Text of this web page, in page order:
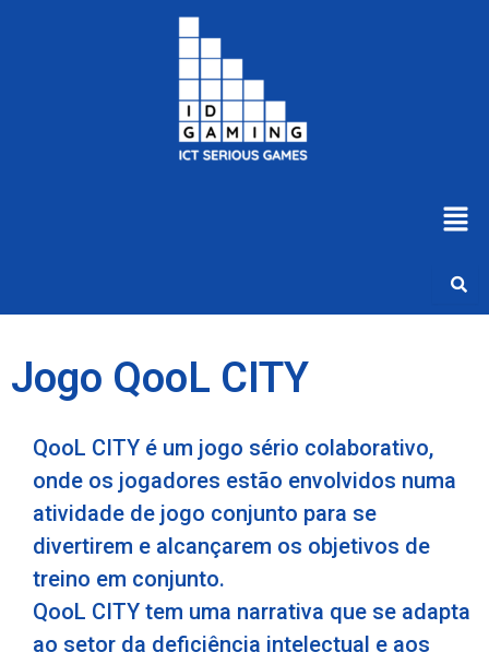
Jogo QooL CITY
QooL CITY é um jogo sério colaborativo,
onde os jogadores estão envolvidos numa
atividade de jogo conjunto para se
divertirem e alcançarem os objetivos de
treino em conjunto.
QooL CITY tem uma narrativa que se adapta
ao setor da deficiência intelectual e aos